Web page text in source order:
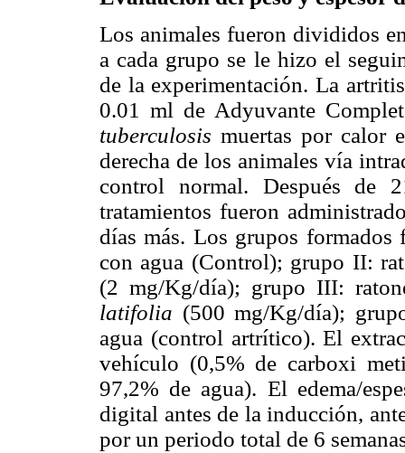
Los animales fueron divididos
a cada grupo se le hizo el
de la experimentación. La
0.01 ml de Adyuvante
tuberculosis muertas por calor
derecha de los animales vía
control normal. Después de
tratamientos fueron
días más. Los grupos formados
con agua (Control); grupo II:
(2 mg/Kg/día); grupo III:
latifolia (500 mg/Kg/día);
agua (control artrítico). El
vehículo (0,5% de carboxi
97,2% de agua). El edema/
digital antes de la inducción,
por un periodo total de 6